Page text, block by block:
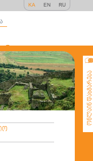
KA EN RU
ონლაინ დახმარება